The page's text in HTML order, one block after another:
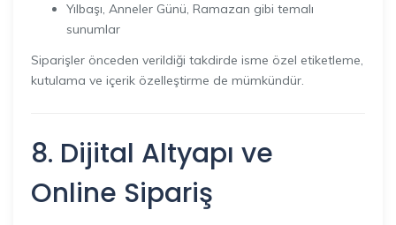
Yılbaşı, Anneler Günü, Ramazan gibi temalı
sunumlar
Siparişler önceden verildiği takdirde isme özel etiketleme,
kutulama ve içerik özelleştirme de mümkündür.
8. Dijital Altyapı ve
Online Sipariş